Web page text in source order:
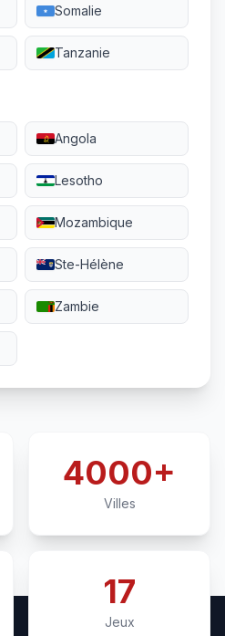
Somalie
Tanzanie
Angola
Lesotho
Mozambique
Ste-Hélène
Zambie
4000+
Villes
17
Jeux